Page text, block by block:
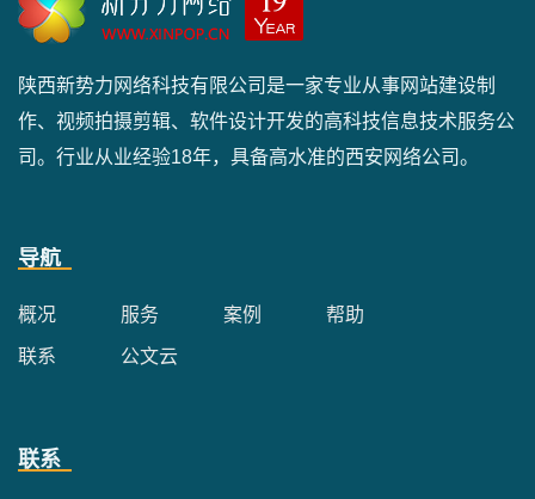
陕西新势力网络科技有限公司是一家专业从事网站建设制
作、视频拍摄剪辑、软件设计开发的高科技信息技术服务公
司。行业从业经验18年，具备高水准的西安网络公司。
导航
概况 服务 案例 帮助
联系 公文云
联系